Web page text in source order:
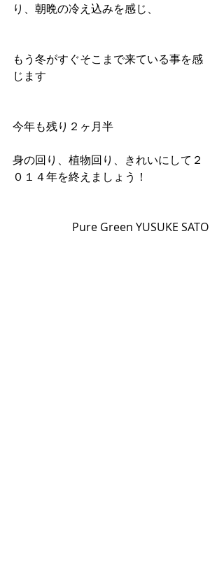
り、朝晩の冷え込みを感じ、
もう冬がすぐそこまで来ている事を感
じます
今年も残り２ヶ月半
身の回り、植物回り、きれいにして２
０１４年を終えましょう！
Pure Green YUSUKE SATO